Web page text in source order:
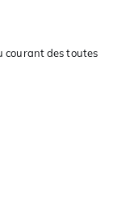
courant des toutes